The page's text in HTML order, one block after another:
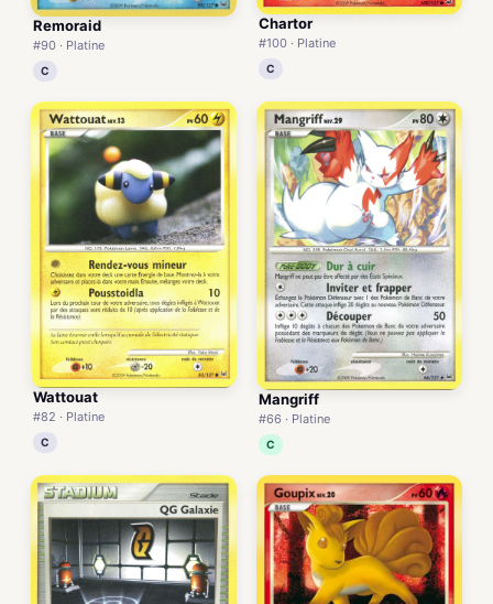
Remoraid
#90 · Platine
C
Chartor
#100 · Platine
C
Wattouat
#82 · Platine
C
Mangriff
#66 · Platine
C